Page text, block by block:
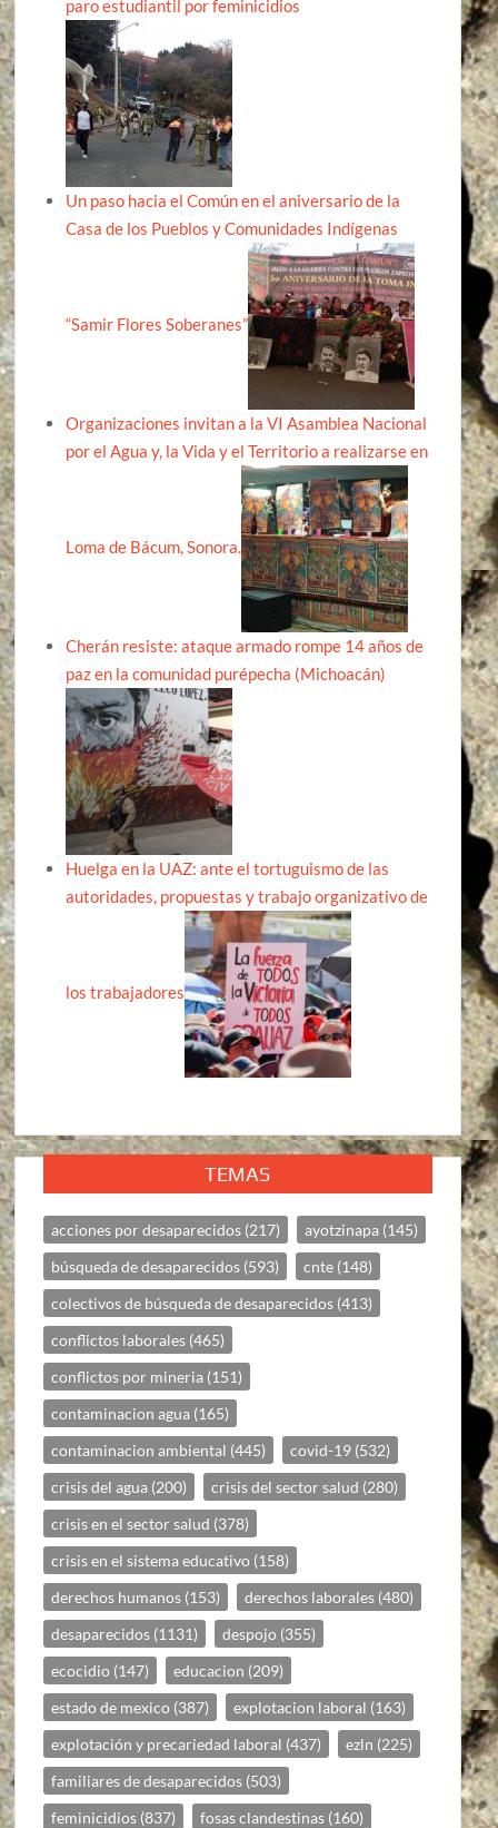
paro estudiantil por feminicidios
Un paso hacia el Común en el aniversario de la
Casa de los Pueblos y Comunidades Indígenas
“Samir Flores Soberanes”
Organizaciones invitan a la VI Asamblea Nacional
por el Agua y, la Vida y el Territorio a realizarse en
Loma de Bácum, Sonora.
Cherán resiste: ataque armado rompe 14 años de
paz en la comunidad purépecha (Michoacán)
Huelga en la UAZ: ante el tortuguismo de las
autoridades, propuestas y trabajo organizativo de
los trabajadores
TEMAS
acciones por desaparecidos (217) ayotzinapa (145)
búsqueda de desaparecidos (593) cnte (148)
colectivos de búsqueda de desaparecidos (413)
conflictos laborales (465)
conflictos por mineria (151)
contaminacion agua (165)
contaminacion ambiental (445) covid-19 (532)
crisis del agua (200) crisis del sector salud (280)
crisis en el sector salud (378)
crisis en el sistema educativo (158)
derechos humanos (153) derechos laborales (480)
desaparecidos (1131) despojo (355)
ecocidio (147) educacion (209)
estado de mexico (387) explotacion laboral (163)
explotación y precariedad laboral (437) ezln (225)
familiares de desaparecidos (503)
feminicidios (837) fosas clandestinas (160)